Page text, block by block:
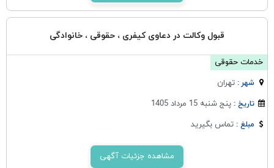
قبول وکالت در دعاوی کیفری ، حقوقی ، خانوادگی
خدمات حقوقی
شهر :تهران
تاریخ :پنج شنبه 15 مرداد 1405
مبلغ :تماس بگیرید
مشاهده جزئیات آگهی